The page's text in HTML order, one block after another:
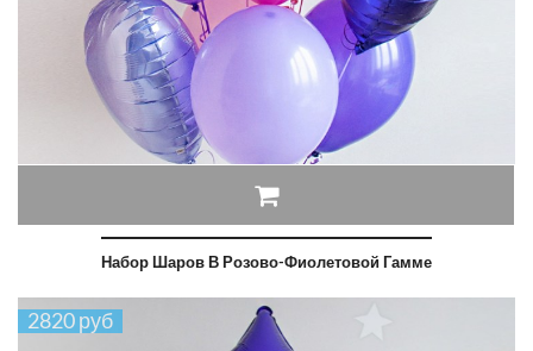
Набор Шаров В Розово-Фиолетовой Гамме
2820 руб